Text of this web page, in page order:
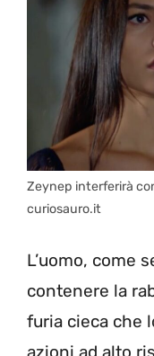
Zeynep interferirà
curiosauro.it
L’uomo, come
contenere la
furia cieca che